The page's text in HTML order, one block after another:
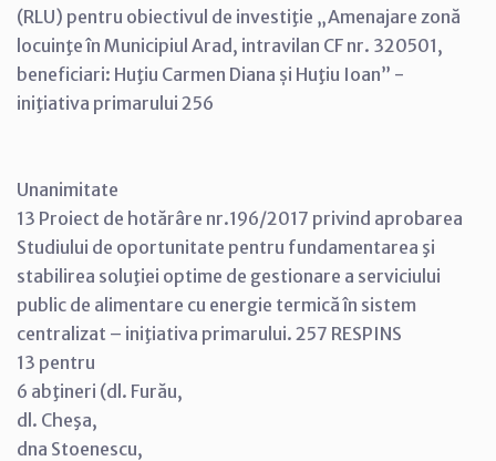
(RLU) pentru obiectivul de investiţie „Amenajare zonă
locuinţe în Municipiul Arad, intravilan CF nr. 320501,
beneficiari: Huţiu Carmen Diana și Huţiu Ioan” -
iniţiativa primarului 256
Unanimitate
13 Proiect de hotărâre nr.196/2017 privind aprobarea
Studiului de oportunitate pentru fundamentarea şi
stabilirea soluţiei optime de gestionare a serviciului
public de alimentare cu energie termică în sistem
centralizat – iniţiativa primarului. 257 RESPINS
13 pentru
6 abţineri (dl. Furău,
dl. Cheşa,
dna Stoenescu,